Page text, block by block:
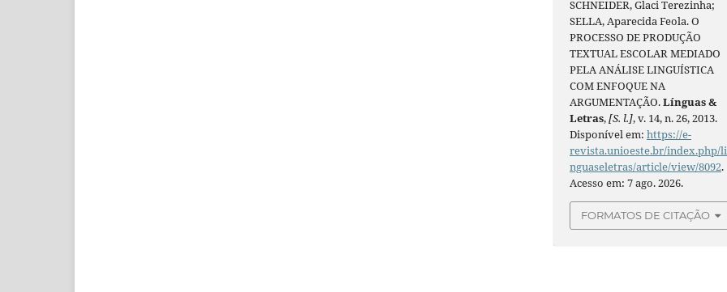
SCHNEIDER, Glaci Terezinha;
SELLA, Aparecida Feola. O
PROCESSO DE PRODUÇÃO
TEXTUAL ESCOLAR MEDIADO
PELA ANÁLISE LINGUÍSTICA
COM ENFOQUE NA
ARGUMENTAÇÃO.Línguas &
Letras,[S. l.], v. 14, n. 26, 2013.
Disponível em:https://e-
revista.unioeste.br/index.php/li
nguaseletras/article/view/8092.
Acesso em: 7 ago. 2026.
FORMATOS DE CITAÇÃO